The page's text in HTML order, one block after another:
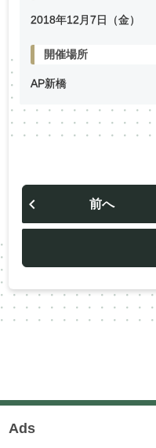
2018年12 月7日（金）
開催場所
AP新橋
前へ
Ads